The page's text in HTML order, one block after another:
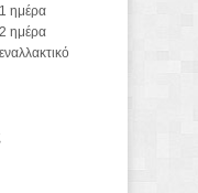
ημέρα
ημέρα